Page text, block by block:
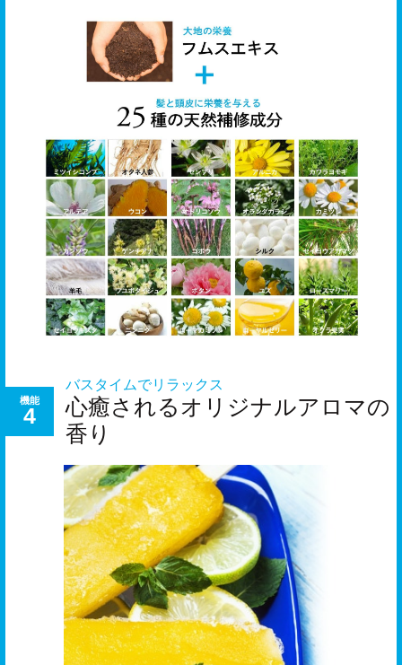
機能
4
バスタイムでリラックス
心癒されるオリジナルアロマの
香り